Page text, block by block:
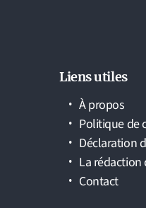
Liens utiles
À propos
Politique de
Déclaration
La rédaction
Contact